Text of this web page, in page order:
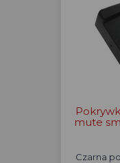
mute
Czarna